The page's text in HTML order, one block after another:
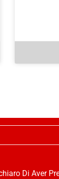
Di Aver